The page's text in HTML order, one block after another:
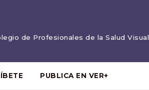
de Profesionales de la Salud Visual
PUBLICA EN VER+